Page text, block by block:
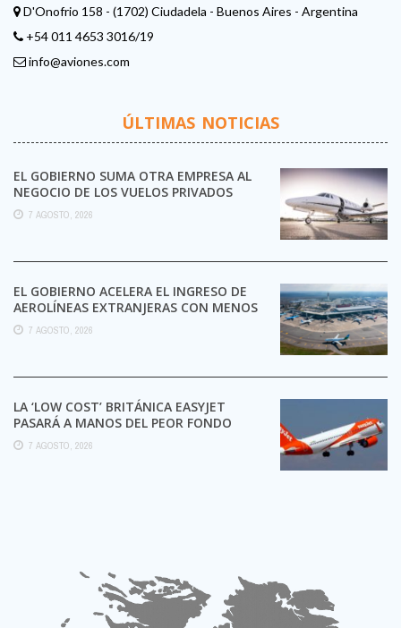
D'Onofrio 158 - (1702) Ciudadela - Buenos Aires - Argentina
+54 011 4653 3016/19
info@aviones.com
ÚLTIMAS NOTICIAS
EL GOBIERNO SUMA OTRA EMPRESA AL
NEGOCIO DE LOS VUELOS PRIVADOS
7 AGOSTO, 2026
EL GOBIERNO ACELERA EL INGRESO DE
AEROLÍNEAS EXTRANJERAS CON MENOS
TRÁMITES
7 AGOSTO, 2026
LA ‘LOW COST’ BRITÁNICA EASYJET
PASARÁ A MANOS DEL PEOR FONDO
POSIBLE:
7 AGOSTO, 2026